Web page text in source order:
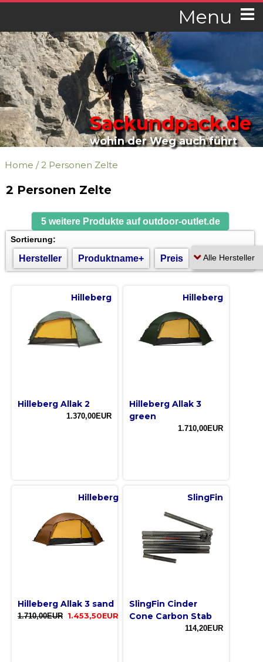
Menu
Sackundpack.de
wohin der Weg auch führt
Home /2 Personen Zelte
2 Personen Zelte
5 weitere Produkte auf outdoor-outlet.de
Sortierung:
Hersteller Produktname+ Preis
Hilleberg
Hilleberg Allak 2
1.370,00EUR
Hilleberg
Hilleberg Allak 3
green
1.710,00EUR
Hilleberg
Hilleberg Allak 3 sand
1.710,00EUR 1.453,50EUR
SlingFin
SlingFin Cinder
Cone Carbon Stab
114,20EUR